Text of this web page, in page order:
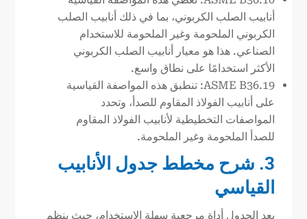
أنابيب الصلب الكربوني، بما في ذلك أنابيب الصلب
الكربوني الملحومة وغير الملحومة للاستخدام
الصناعي. هذا هو معيار أنابيب الصلب الكربوني
الأكثر استخدامًا على نطاق واسع.
ASME B36.19: تنطبق هذه المواصفة القياسية
على أنابيب الفولاذ المقاوم للصدأ، وتحدد
المواصفات التخطيطية لأنابيب الفولاذ المقاوم
للصدأ الملحومة وغير الملحومة.
3. شرح مخطط جدول الأنابيب
القياسي
يعد الجدول أداة مرجعية سهلة الاستخدام، حيث ينظم